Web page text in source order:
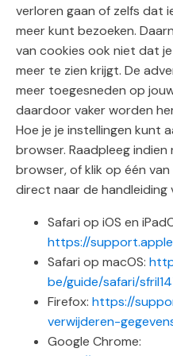
verloren gaan of zelfs dat
meer kunt bezoeken.
van cookies ook niet dat
meer te zien krijgt. De
meer toegesneden op
daardoor vaker worden
Hoe je je instellingen kunt
browser. Raadpleeg
browser, of klik op één
direct naar de handleiding
Safari op iOS en
https://
Safari op macOS:
be/guide/safari/
Firefox: https://
verwijderen-
Google Chrome: